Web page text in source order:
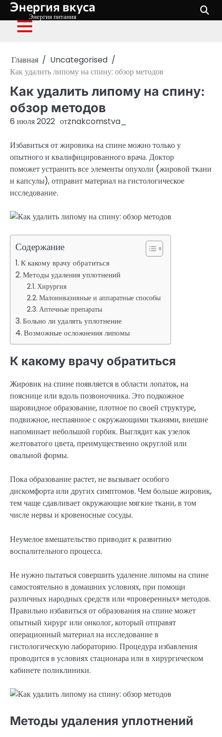
Перейти
содержимому
Энергия вкуса
Энергия питания
Главная
Uncategorised
Как удалить липому на спину: обзор методов
Как удалить липому на спину:
обзор методов
6 июля 2022 отznakcomstva_
Избавиться от жировика на спине можно только у
опытного и квалифицированного врача. Доктор
поможет устранить все элементы опухоли (жировой ткани
и капсулы), отправит материал на гистологическое
исследование.
Содержание
К какому врачу обратиться
Методы удаления уплотнений
Хирургия
Малоинвазивные и аппаратные способы
Аптечные препараты
Больно ли удалять уплотнение
Возможные осложнения липомы
К какому врачу обратиться
Жировик на спине появляется в области лопаток, на
пояснице или вдоль позвоночника. Это подкожное
шаровидное образование, плотное по своей структуре,
подвижное, неспаянное с окружающими тканями, внешне
напоминает небольшой горбик. Выглядит как узелок
желтоватого цвета, преимущественно округлой или
овальной формы.
Пока образование растет, не вызывает особого
дискомфорта или других симптомов. Чем больше жировик,
тем чаще сдавливает окружающие мягкие ткани, в том
числе нервы и кровеносные сосуды.
Неумелое вмешательство приводит к развитию
воспалительного процесса.
Не нужно пытаться совершить удаление липомы на спине
самостоятельно в домашних условиях, при помощи
различных народных средств или «проверенных» методов.
Правильно избавиться от образования на спине может
опытный хирург или онколог, который отправят
операционный материал на исследование в
гистологическую лабораторию. Процедура избавления
проводится в условиях стационара или в хирургическом
кабинете поликлиники.
Методы удаления уплотнений